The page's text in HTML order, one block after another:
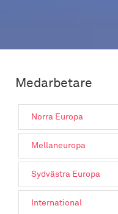
Medarbetare
Norra Europa
Mellaneuropa
Sydvästra Europa
International